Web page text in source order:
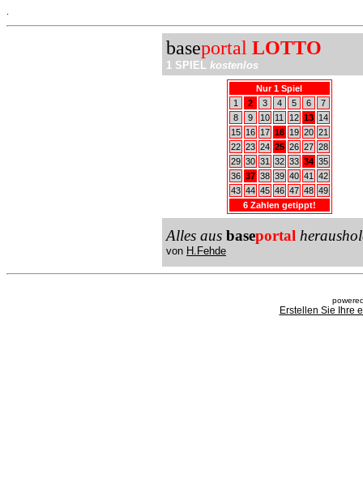
baseportal LOTTO
1 SPIEL kostenlos
Nur 1 Spiel
1
2 3 4 5 6
7
8
9 10 11 12 13
14
15
16 17 18 19 20 21
22 23 24 25 26 27 28
29 30 31 32 33 34 35
36 37 38 39 40 41
42
43 44 45 46 47 48 49
6 Zahlen getippt!
Alles aus baseportal
von H.Fehde
Erstellen Sie Ihre